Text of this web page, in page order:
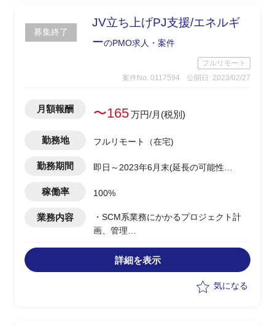
募集終了
JV立ち上げPJ支援/エネルギ
ーのPMO求人・案件
フルリモート
案件No. 0117594
公開日: 2023/02/27
月額報酬 〜165万円/月(税別)
勤務地 フルリモート（在宅)
勤務期間
即日～2023年6月末(延長の可能性あ
稼働率 100%
業務内容
・SCM系業務にかかるプロジェクト計
画、管理
る理解・評価(レビュー)
・導入ベンダー管理
詳細を表示
気になる